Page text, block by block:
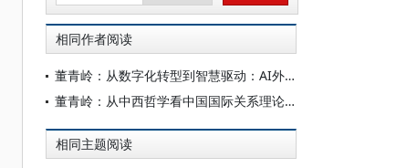
相同作者阅读
董青岭：从数字化转型到智慧驱动：AI外交的崛起及其影响
董青岭：从中西哲学看中国国际关系理论的创生
相同主题阅读